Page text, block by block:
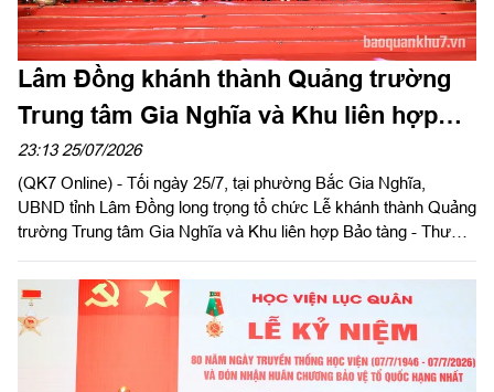
Lâm Đồng khánh thành Quảng trường
Trung tâm Gia Nghĩa và Khu liên hợp
Bảo tàng - Thư viện - Công viên
23:13 25/07/2026
(QK7 Online) - Tối ngày 25/7, tại phường Bắc Gia Nghĩa,
UBND tỉnh Lâm Đồng long trọng tổ chức Lễ khánh thành Quảng
trường Trung tâm Gia Nghĩa và Khu liên hợp Bảo tàng - Thư
vực Tây Nguyên - Duyên hải Nam Trung Bộ tính đến thời điểm
này. Dự lễ khánh thành có: Đại tướng Phan Văn Giang, Ủy viên
Bộ Chính trị, Phó Thủ tướng Chính phủ, Bộ trưởng Bộ Quốc
phòng; Trung tướng Lê Xuân Thế, Ủy viên Ban Chấp hành
Trung ương Đảng, Ủy viên Quân ủy Trung ương, Phó Bí thư